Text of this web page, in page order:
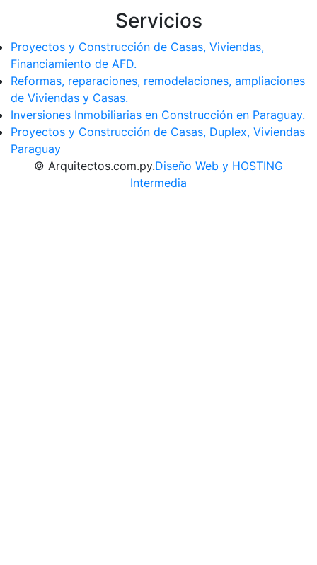
Servicios
Proyectos y Construcción de Casas, Viviendas,
Financiamiento de AFD.
Reformas, reparaciones, remodelaciones, ampliaciones
de Viviendas y Casas.
Inversiones Inmobiliarias en Construcción en Paraguay.
Proyectos y Construcción de Casas, Duplex, Viviendas
Paraguay
© Arquitectos.com.py.Diseño Web y HOSTING
Intermedia